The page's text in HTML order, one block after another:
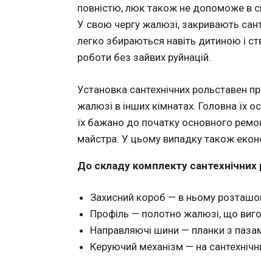
повністю, люк також не допоможе в
У свою чергу жалюзі, закривають
легко збираються навіть дитиною і
роботи без зайвих руйнацій.
Установка сантехнічних рольставен
жалюзі в інших кімнатах. Головна їх
їх бажано до початку основного
майстра. У цьому випадку також
До складу комплекту
Захисний короб — в ньому
Профіль — полотно жалюзі, що
Направляючі шини — планки з
Керуючий механізм — на